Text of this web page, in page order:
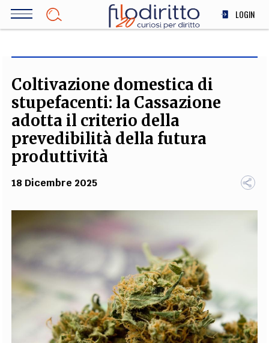
Salta
LOGIN
SOCIETÀ
MEDICINA
SCIENZA
STORIA E FILOSOFIA
FILODIRITTO REDAZIONE COMITATO SCIENTIFICO
FOTOGRAFI
PARTNER COLLABORA CON NOI
EXTRA
RUBRICHE LIBRI PROCEEDINGS PUBBLICITÀ CONTATTI
Coltivazione domestica di
stupefacenti: la Cassazione
adotta il criterio della
prevedibilità della futura
produttività
18 Dicembre 2025